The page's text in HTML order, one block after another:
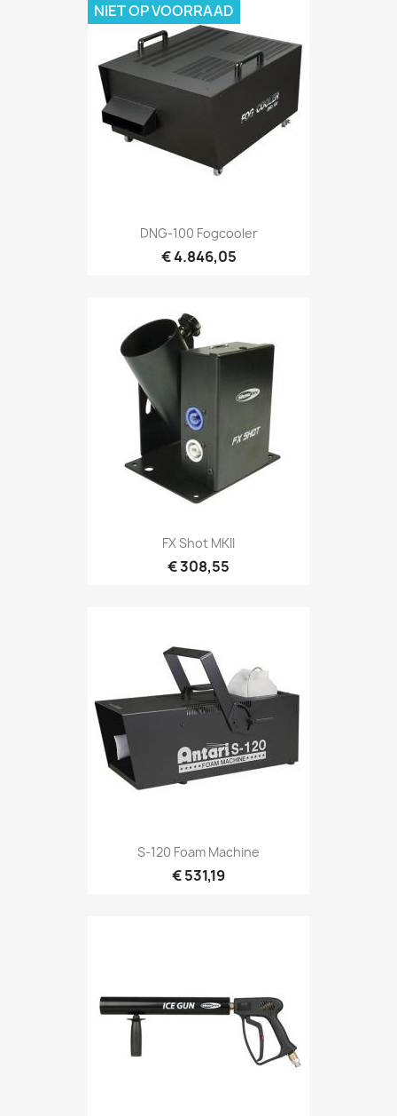
Snel bekijken
DNG-100 Fogcooler
€ 4.846,05
NIET OP VOORRAAD
Snel bekijken
FX Shot MKII
€ 308,55
Snel bekijken
S-120 Foam Machine
€ 531,19